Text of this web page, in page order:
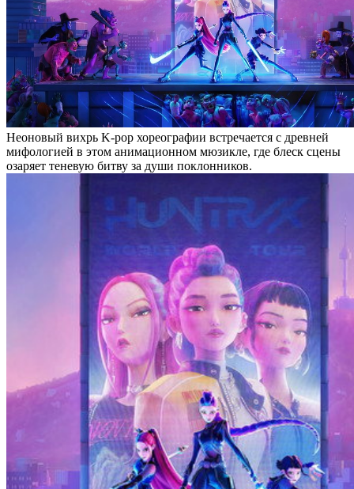
Неоновый вихрь K-pop хореографии встречается с древней
мифологией в этом анимационном мюзикле, где блеск сцены
озаряет теневую битву за души поклонников.